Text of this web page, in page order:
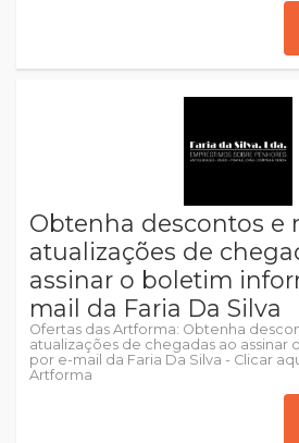
Obtenha descontos e
atualizações de
assinar o boletim
mail da Faria Da Silva
Ofertas das Artforma: Obtenha
atualizações de chegadas ao assinar
por e-mail da Faria Da Silva - Clicar
Artforma